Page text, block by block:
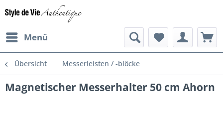
Menü
Übersicht Messerleisten / -blöcke
Magnetischer Messerhalter 50 cm Ahorn